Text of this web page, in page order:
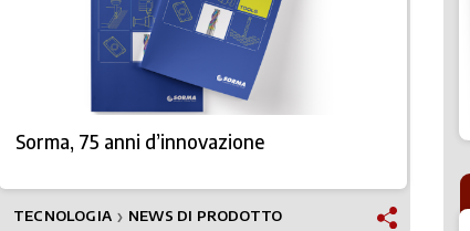
Sorma, 75 anni d’innovazione
TECNOLOGIA ❯ NEWS DI PRODOTTO